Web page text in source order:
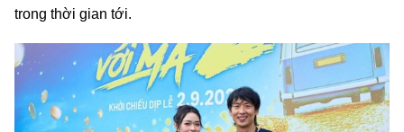
trong thời gian tới.